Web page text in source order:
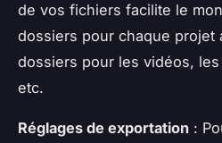
de vos fichiers facilite le
dossiers pour chaque projet
dossiers pour les vidéos,
etc.
Réglages de exportation :